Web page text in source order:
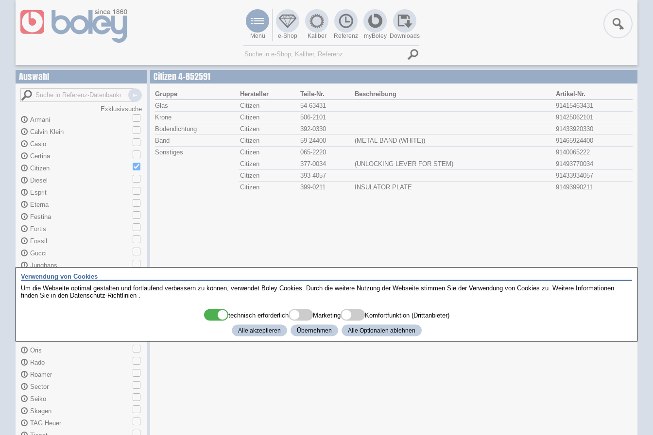
Menü e-Shop Kaliber Referenz myBoley Downloads
Auswahl
Exklusivsuche
Armani
Calvin Klein
Casio
Certina
Citizen
Diesel
Esprit
Eterna
Festina
Fortis
Fossil
Gucci
Junghans
Longines
Maurice Lacroix
Oris
Rado
Roamer
Sector
Seiko
Skagen
TAG Heuer
Citizen 4-852591
Gruppe Hersteller Teile-Nr. Beschreibung
Artikel-Nr.
Glas
Citizen 54-63431
91415463431
Krone
Citizen 506-2101
91425062101
Bodendichtung
Citizen 392-0330
91433920330
Band
Citizen 59-24400 (METAL BAND (WHITE))
91465924400
Sonstiges
Citizen 065-2220
9140065222
Citizen
377-0034 (UNLOCKING LEVER FOR STEM)
91493770034
Citizen
393-4057
91433934057
Citizen
399-0211 INSULATOR PLATE 91493990211
Verwendung von Cookies
Um die Webseite optimal gestalten und fortlaufend verbessern zu können, verwendet Boley Cookies. Durch die weitere Nutzung der Webseite stimmen Sie der Verwendung von Cookies zu. Weitere Informationen
finden Sie in den Datenschutz-Richtlinien
technisch erforderlich Marketing Komfortfunktion (Drittanbieter)
Alle akzeptieren Übernehmen Alle Optionalen ablehnen